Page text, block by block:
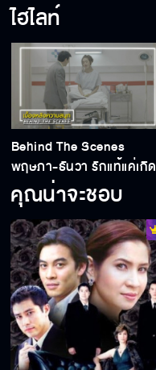
ไฮไลท์
Behind The Scenes
พฤษภา-ธันวา รักแท้แค่เกิด
ก่อน EP.1
คุณน่าจะชอบ